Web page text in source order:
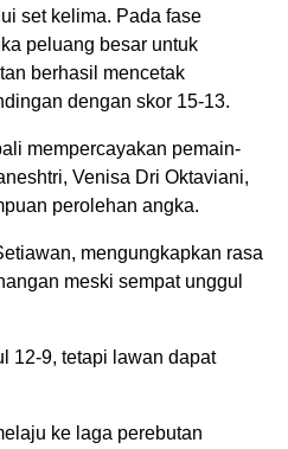
set kelima. Pada fase
peluang besar untuk
berhasil mencetak
dengan skor 15-13.
mempercayakan pemain-
Venisa Dri Oktaviani,
perolehan angka.
mengungkapkan rasa
meski sempat unggul
12-9, tetapi lawan dapat
ke laga perebutan